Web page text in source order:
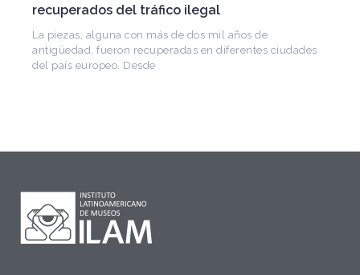
recuperados del tráfico ilegal
La piezas, alguna con más de dos mil años de
antigüedad, fueron recuperadas en diferentes ciudades
del país europeo. Desde